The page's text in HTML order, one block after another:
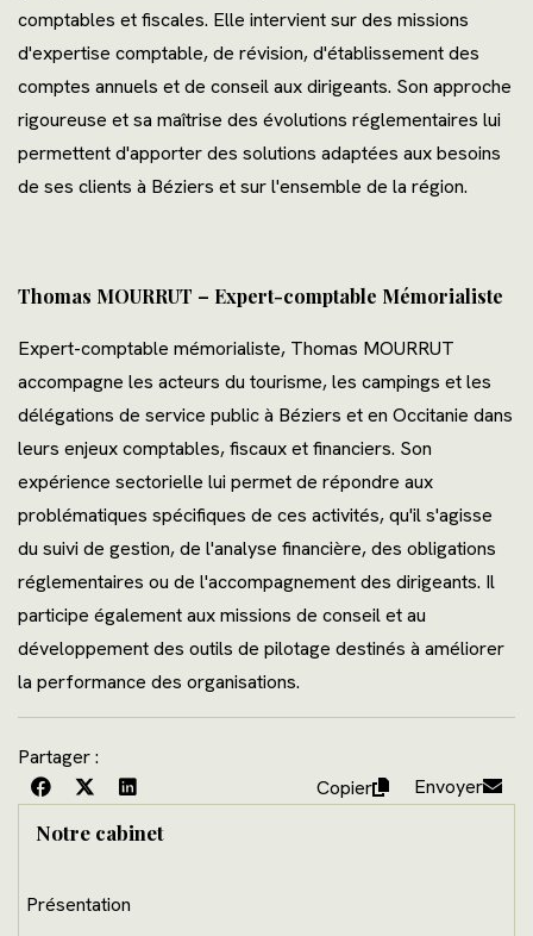
comptables et fiscales. Elle intervient sur des missions
d'expertise comptable, de révision, d'établissement des
comptes annuels et de conseil aux dirigeants. Son approche
rigoureuse et sa maîtrise des évolutions réglementaires lui
permettent d'apporter des solutions adaptées aux besoins
de ses clients à Béziers et sur l'ensemble de la région.
Thomas MOURRUT – Expert-comptable Mémorialiste
Expert-comptable mémorialiste, Thomas MOURRUT
accompagne les acteurs du tourisme, les campings et les
délégations de service public à Béziers et en Occitanie dans
leurs enjeux comptables, fiscaux et financiers. Son
expérience sectorielle lui permet de répondre aux
problématiques spécifiques de ces activités, qu'il s'agisse
du suivi de gestion, de l'analyse financière, des obligations
réglementaires ou de l'accompagnement des dirigeants. Il
participe également aux missions de conseil et au
développement des outils de pilotage destinés à améliorer
la performance des organisations.
Partager :
Copier
Envoyer
Notre cabinet
Présentation